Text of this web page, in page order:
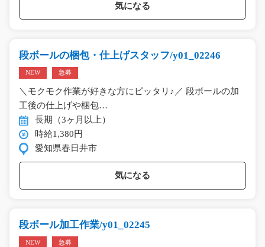
気になる
段ボールの梱包・仕上げスタッフ/y01_02246
NEW 急募
＼モクモク作業が好きな方にピッタリ♪／ 段ボールの加
工後の仕上げや梱包…
長期（3ヶ月以上）
時給1,380円
愛知県春日井市
気になる
段ボール加工作業/y01_02245
NEW 急募